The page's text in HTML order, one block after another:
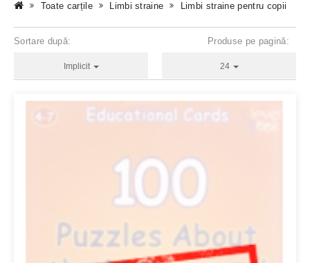
Toate carțile Limbi straine Limbi straine pentru copii
Sortare după:
Implicit
Produse pe pagină:
24